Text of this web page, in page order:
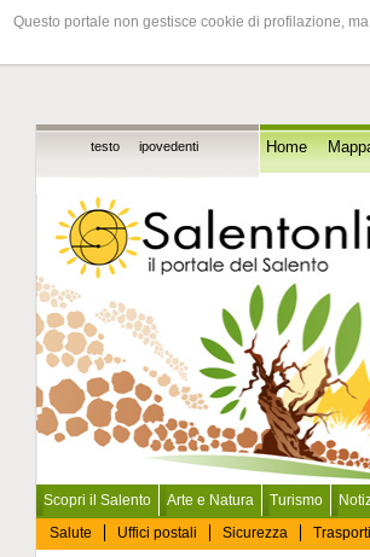
Questo portale non gestisce cookie di profilazione,
testo ipovedenti Home
Scopri il Salento Arte e Natura Turismo
Salute
Uffici postali Sicurezza Trasporti